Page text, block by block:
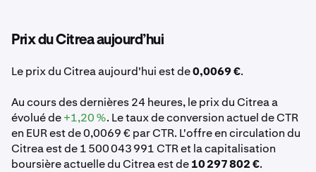
Prix du Citrea aujourd’hui
Le prix du Citrea aujourd'hui est de0,0069 €.
Au cours des dernières 24 heures, le prix du Citrea a
évolué de+1,20 %. Le taux de conversion actuel de CTR
en EUR est de 0,0069 € par CTR. L'offre en circulation du
Citrea est de 1 500 043 991 CTR et la capitalisation
boursière actuelle du Citrea est de10 297 802 €.